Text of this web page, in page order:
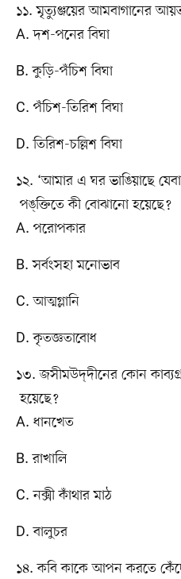
১১. মৃত্যুঞ্জয়ের আমবাগানের
A. দশ-পনের বিঘা
B. কুড়ি-পঁচিশ বিঘা
C. পঁচিশ-তিরিশ বিঘা
D. তিরিশ-চল্লিশ বিঘা
১২. ‘আমার এ ঘর ভাঙিয়াছে
পঙ্‌ক্তিতে কী বোঝানো হয়েছে?
A. পরোপকার
B. সর্বংসহা মনোভাব
C. আত্মগ্লানি
D. কৃতজ্ঞতাবোধ
১৩. জসীমউদ্‌দীনের কোন
হয়েছে?
A. ধানখেত
B. রাখালি
C. নক্সী কাঁথার মাঠ
D. বালুচর
১৪. কবি কাকে আপন করতে